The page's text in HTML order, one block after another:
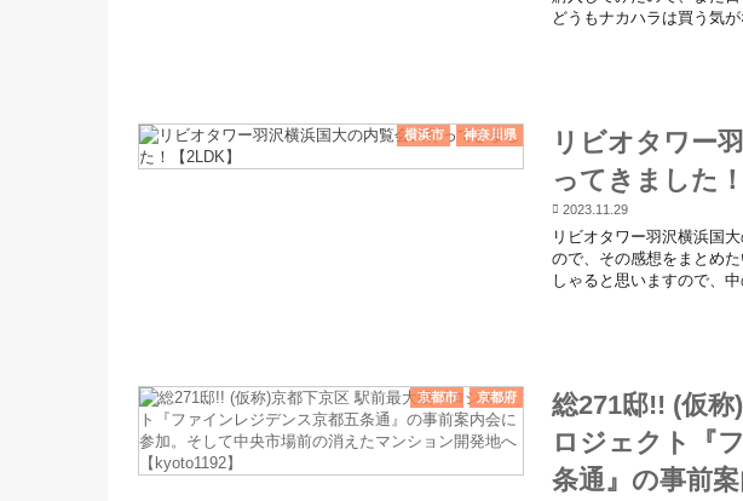
どうもナカハラは買う気
横浜市 神奈川県
リビオタワー
ってきました
2023.11.29
リビオタワー羽沢横浜国
ので、その感想をまとめ
しゃると思いますので、
京都市 京都府
総271邸!! (仮
ロジェクト『
条通』の事前